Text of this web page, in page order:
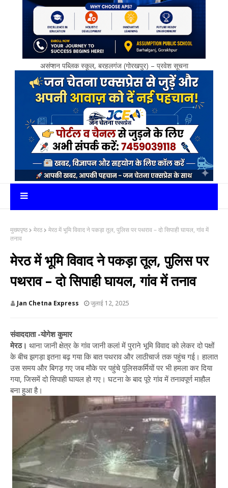
असंप्शन पब्लिक स्कूल, बरहलगंज (गोरखपुर) – प्रवेश सूचना
मुख्यपृष्ठ मेरठ
मेरठ में भूमि विवाद ने पकड़ा तूल, पुलिस पर पथराव – दो सिपाही घायल, गांव में
तनाव
मेरठ में भूमि विवाद ने पकड़ा तूल, पुलिस पर
पथराव – दो सिपाही घायल, गांव में तनाव
Jan Chetna Express जुलाई 12, 2025
संवाददाता -योगेश कुमार
मेरठ। थाना जानी क्षेत्र के गांव जानी कलां में पुराने भूमि विवाद को लेकर दो पक्षों
के बीच झगड़ा इतना बढ़ गया कि बात पथराव और लाठीचार्ज तक पहुंच गई। हालात
उस समय और बिगड़ गए जब मौके पर पहुंचे पुलिसकर्मियों पर भी हमला कर दिया
गया, जिसमें दो सिपाही घायल हो गए। घटना के बाद पूरे गांव में तनावपूर्ण माहौल
बना हुआ है।